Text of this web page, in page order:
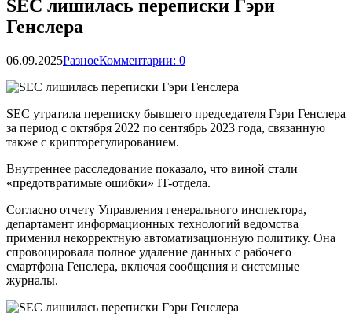
SEC лишилась переписки Гэри
Генслера
06.09.2025РазноеКомментарии: 0
SEC утратила переписку бывшего председателя Гэри Генслера
за период с октября 2022 по сентябрь 2023 года, связанную
также с крипторегулированием.
Внутреннее расследование показало, что виной стали
«предотвратимые ошибки» IT-отдела.
Согласно отчету Управления генерального инспектора,
департамент информационных технологий ведомства
применил некорректную автоматизационную политику. Она
спровоцировала полное удаление данных с рабочего
смартфона Генслера, включая сообщения и системные
журналы.